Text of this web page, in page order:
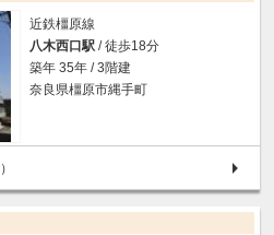
近鉄橿原線
八木西口駅 / 徒歩18分
築年 35年 / 3階建
奈良県橿原市縄手町
）